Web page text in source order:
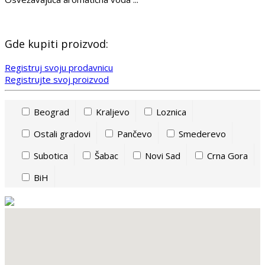
Gde kupiti proizvod:
Registruj svoju prodavnicu
Registrujte svoj proizvod
Beograd Kraljevo
Loznica
Ostali gradovi
Pančevo
Smederevo
Subotica
Šabac Novi Sad
Crna Gora
BiH